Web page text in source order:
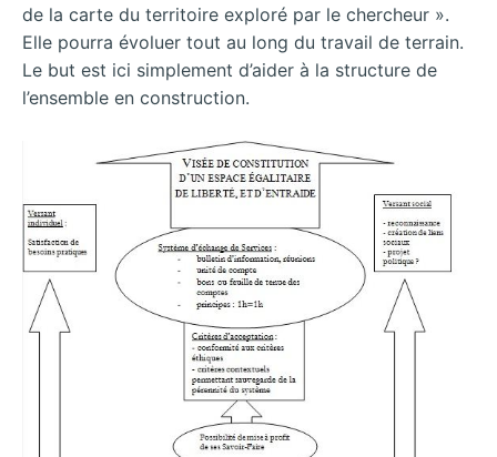
de la carte du territoire exploré par le chercheur ».
Elle pourra évoluer tout au long du travail de terrain.
Le but est ici simplement d’aider à la structure de
l’ensemble en construction.